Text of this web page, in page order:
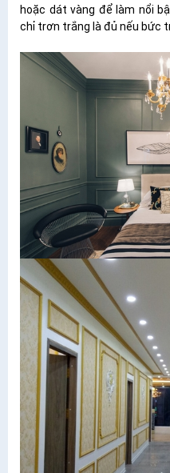
hoặc dát vàng để làm nổi
chỉ trơn trắng là đủ nếu bức